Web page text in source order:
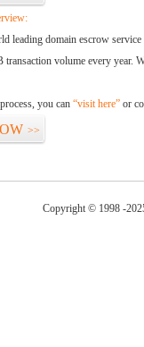
leading domain escrow
volume every year.
you can “visit here” or
>>
Copyright © 1998 -